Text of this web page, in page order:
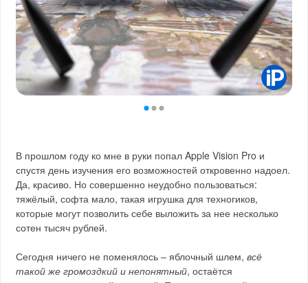
В прошлом году ко мне в руки попал Apple Vision Pro и
спустя день изучения его возможностей откровенно надоел.
Да, красиво. Но совершенно неудобно пользоваться:
тяжёлый, софта мало, такая игрушка для техногиков,
которые могут позволить себе выложить за нее несколько
сотен тысяч рублей.
Сегодня ничего не поменялось – яблочный шлем,всё
такой же громоздкий и непонятный, остаётся